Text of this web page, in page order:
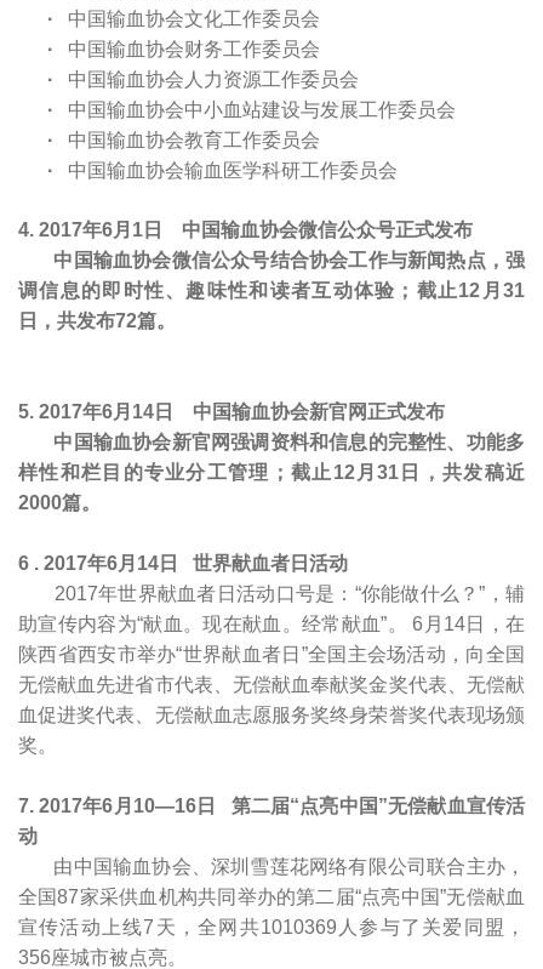
·
中国输血协会文化工作委员会
·
中国输血协会财务工作委员会
·
中国输血协会人力资源工作委员会
·
中国输血协会中小血站建设与发展工作委员会
·
中国输血协会教育工作委员会
·
中国输血协会输血医学科研工作委员会
4. 2017年6月1日 中国输血协会微信公众号正式发布
中国输血协会微信公众号结合协会工作与新闻热点，强
调信息的即时性、趣味性和读者互动体验；截止12月31
日，共发布72篇。
5. 2017年6月14日 中国输血协会新官网正式发布
中国输血协会新官网强调资料和信息的完整性、功能多
样性和栏目的专业分工管理；截止12月31日，共发稿近
2000篇。
6 . 2017年6月14日 世界献血者日活动
2017年世界献血者日活动口号是：“你能做什么？”，辅
助宣传内容为“献血。现在献血。经常献血”。 6月14日，在
陕西省西安市举办“世界献血者日”全国主会场活动，向全国
无偿献血先进省市代表、无偿献血奉献奖金奖代表、无偿献
血促进奖代表、无偿献血志愿服务奖终身荣誉奖代表现场颁
奖。
7.2017年6月10—16日
第二届“点亮中国”无偿献血宣传活
动
由中国输血协会、深圳雪莲花网络有限公司联合主办，
全国87家采供血机构共同举办的第二届“点亮中国”无偿献血
宣传活动上线7天，全网共1010369人参与了关爱同盟，
356座城市被点亮。